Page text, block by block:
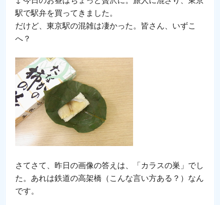
駅で駅弁を買ってきました。
だけど、東京駅の混雑は凄かった。皆さん、いずこ
へ？
さてさて、昨日の画像の答えは、「カラスの巣」でし
た。あれは鉄道の高架橋（こんな言い方ある？）なん
です。